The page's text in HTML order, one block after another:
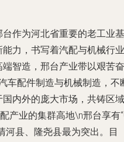
作为河北省重要的老工业基
力，书写着汽配与机械行业
智造，邢台产业带以艰苦奋
车配件制造与机械制造，不
内外的庞大市场，共铸区域
产业的集群高地\n邢台享有
河县、隆尧县最为突出。目